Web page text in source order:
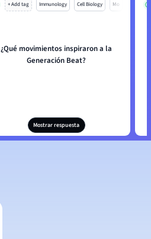
+ Add tag Immunology Cell Biology Mo
¿Qué movimientos inspiraron a la
Generación Beat?
Mostrar respuesta